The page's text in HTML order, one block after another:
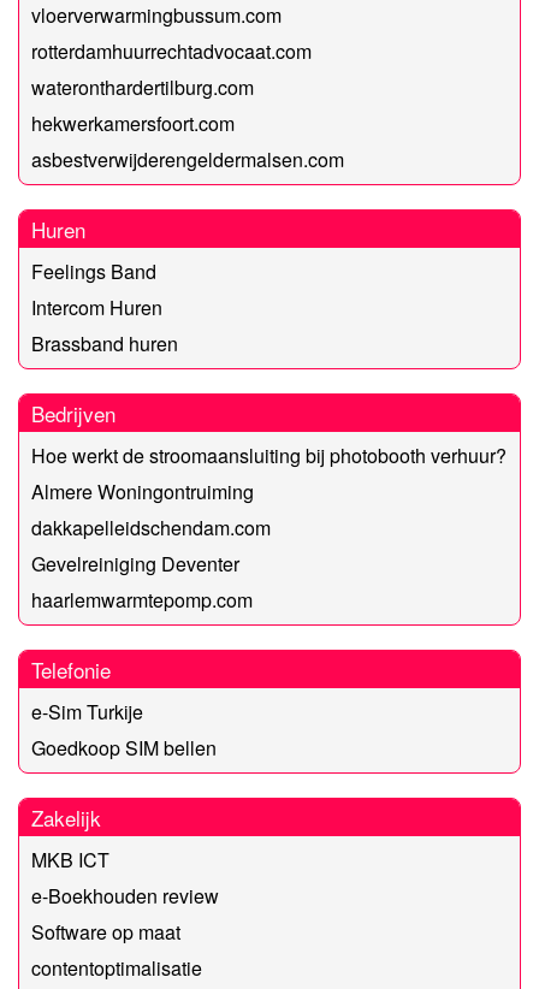
vloerverwarmingbussum.com
rotterdamhuurrechtadvocaat.com
wateronthardertilburg.com
hekwerkamersfoort.com
asbestverwijderengeldermalsen.com
Huren
Feelings Band
Intercom Huren
Brassband huren
Bedrijven
Hoe werkt de stroomaansluiting bij photobooth verhuur?
Almere Woningontruiming
dakkapelleidschendam.com
Gevelreiniging Deventer
haarlemwarmtepomp.com
Telefonie
e-Sim Turkije
Goedkoop SIM bellen
Zakelijk
MKB ICT
e-Boekhouden review
Software op maat
contentoptimalisatie